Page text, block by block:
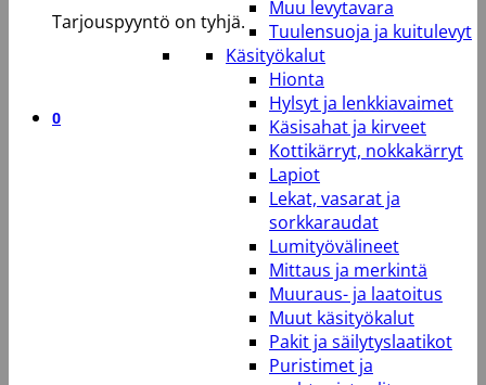
Tarjouspyyntö on tyhjä.
0
Muu levytavara
Tuulensuoja ja kuitulevyt
Käsityökalut
Hionta
Hylsyt ja lenkkiavaimet
Käsisahat ja kirveet
Kottikärryt, nokkakärryt
Lapiot
Lekat, vasarat ja
sorkkaraudat
Lumityövälineet
Mittaus ja merkintä
Muuraus- ja laatoitus
Muut käsityökalut
Pakit ja säilytyslaatikot
Puristimet ja